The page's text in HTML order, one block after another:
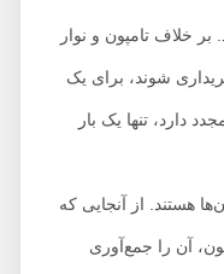
تامپون و نوار
شوند، برای یک
تنها یک بار
از آنجایی که
را جمع‌آوری